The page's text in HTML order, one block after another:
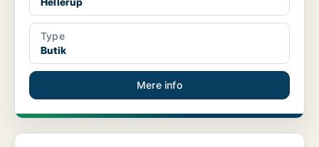
Type
Butik
Mere info
Garage i København SV